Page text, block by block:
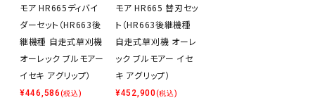
モア HR665ディバイ
ダーセット（HR663後
継機種 自走式草刈機
オーレック ブルモアー
イセキ アグリップ）
¥446,586(税込)
モア HR665 替刃セッ
ト（HR663後継機種
自走式草刈機 オーレ
ック ブルモアー イセ
キ アグリップ）
¥452,900(税込)